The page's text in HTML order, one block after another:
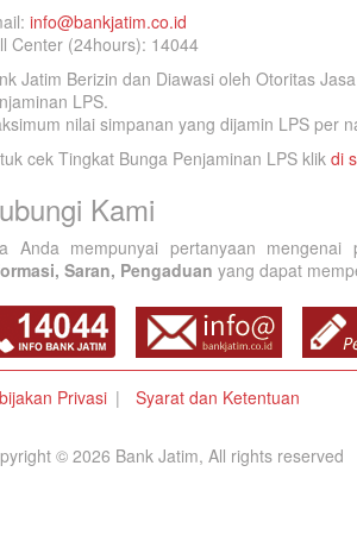
info@bankjatim.co.id
Center (24hours): 14044
Jatim Berizin dan Diawasi oleh Otoritas
LPS.
nilai simpanan yang dijamin LPS per
cek Tingkat Bunga Penjaminan LPS klik di
Kami
Anda mempunyai pertanyaan
Saran, Pengaduan yang dapat
Privasi Syarat dan Ketentuan
© 2026 Bank Jatim, All rights reserved